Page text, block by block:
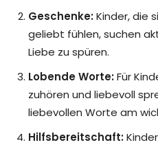
Geschenke:Kinder, die
geliebt fühlen, suchen
Liebe zu spüren.
Lobende Worte:Für
zuhören und liebevoll
liebevollen Worte am
Hilfsbereitschaft: